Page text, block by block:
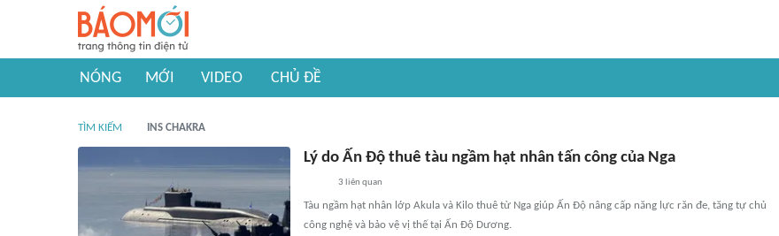
NÓNG MỚI VIDEO CHỦ ĐỀ
TÌM KIẾM INS CHAKRA
Lý do Ấn Độ thuê tàu ngầm hạt nhân tấn công của Nga
3 liên quan
Tàu ngầm hạt nhân lớp Akula và Kilo thuê từ Nga giúp Ấn Độ nâng cấp năng lực răn đe, tăng tự chủ
công nghệ và bảo vệ vị thế tại Ấn Độ Dương.